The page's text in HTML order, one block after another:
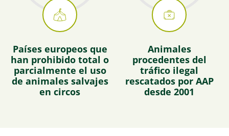
Países europeos que
han prohibido total o
parcialmente el uso
de animales salvajes
en circos
Animales
procedentes del
tráfico ilegal
rescatados por AAP
desde 2001